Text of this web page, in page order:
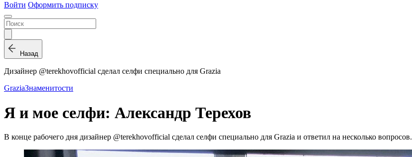
Войти Оформить подписку
Назад
Дизайнер @terekhovofficial сделал селфи специально для Grazia
GraziaЗнаменитости
Я и мое селфи: Александр Терехов
В конце рабочего дня дизайнер @terekhovofficial сделал селфи специально для Grazia и ответил на несколько вопросов.